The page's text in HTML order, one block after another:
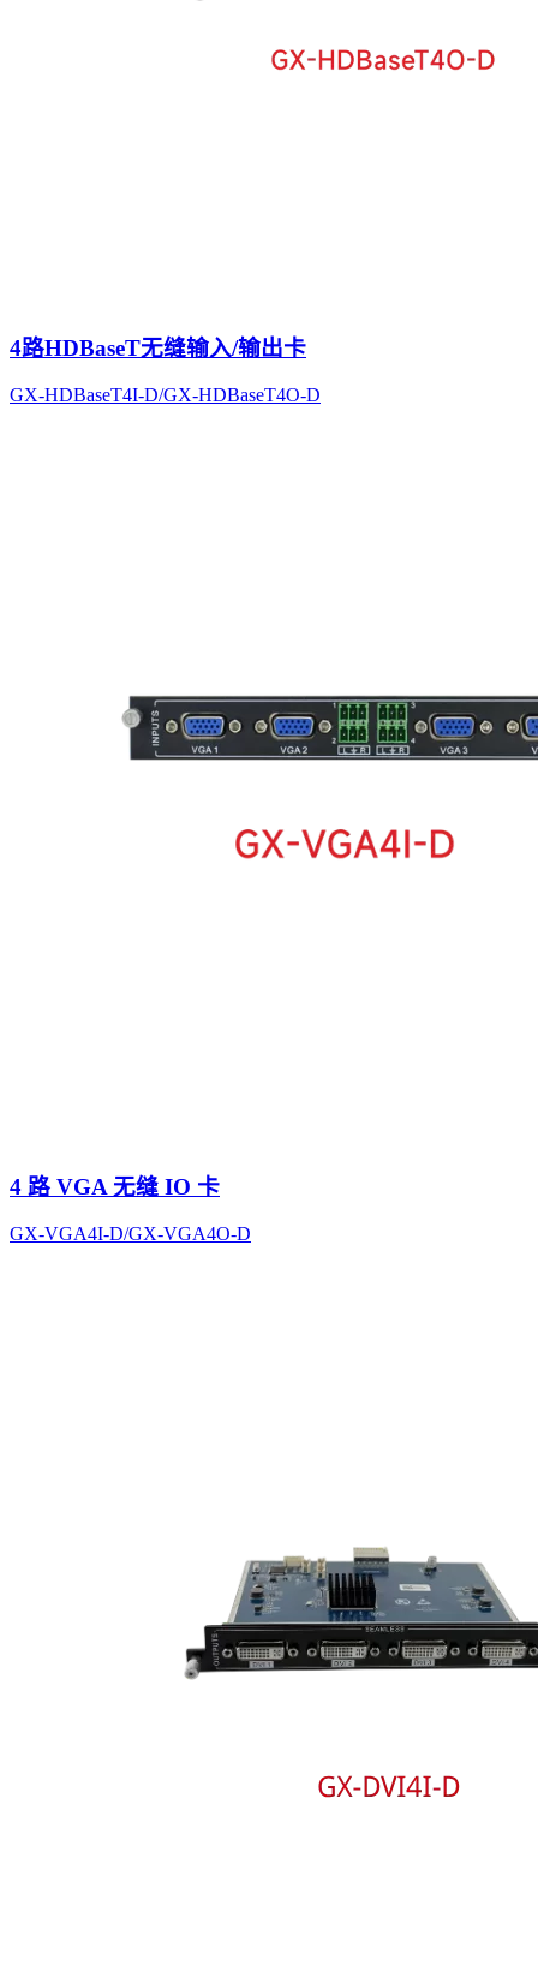
4路HDBaseT无缝输入/输出卡
GX-HDBaseT4I-D/GX-HDBaseT4O-D
4 路 VGA 无缝 IO 卡
GX-VGA4I-D/GX-VGA4O-D